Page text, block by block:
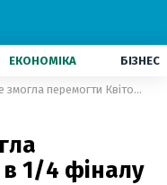
ЕКОНОМІКА БІЗНЕС
Ястремська не змогла перемогти Квітову в 1/4 фіналу в Ухані
1/4 фіналу